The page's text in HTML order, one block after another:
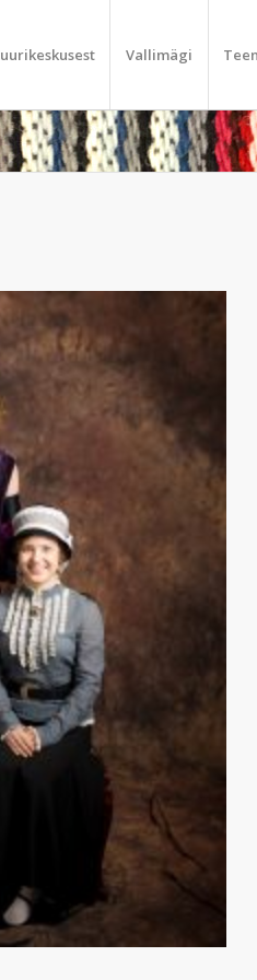
Vallimägi